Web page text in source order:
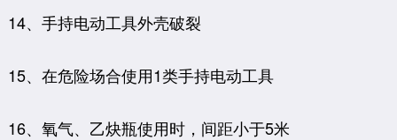
14、手持电动工具外壳破裂
15、在危险场合使用1类手持电动工具
16、氧气、乙炔瓶使用时，间距小于5米